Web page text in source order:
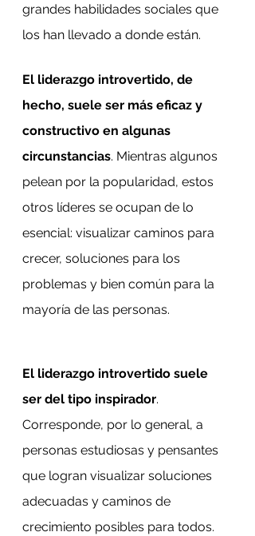
grandes habilidades sociales que
los han llevado a donde están.
El liderazgo introvertido, de
hecho, suele ser más eficaz y
constructivo en algunas
circunstancias. Mientras algunos
pelean por la popularidad, estos
otros líderes se ocupan de lo
esencial: visualizar caminos para
crecer, soluciones para los
problemas y bien común para la
mayoría de las personas.
El liderazgo introvertido suele
ser del tipo inspirador.
Corresponde, por lo general, a
personas estudiosas y pensantes
que logran visualizar soluciones
adecuadas y caminos de
crecimiento posibles para todos.